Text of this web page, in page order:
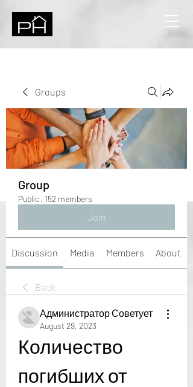
Groups
Group
Public · 152 members
Join
Discussion Media Members About
Back
Администратор Советует
August 29, 2023
Количество
погибших от